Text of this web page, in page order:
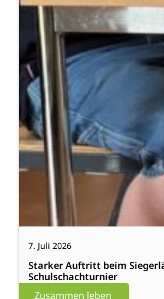
Zusammen leben
7. Juli 2026
Starker Auftritt beim
Schulschachturnier